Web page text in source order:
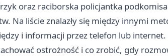
oraz raciborska policjantka
Na liście znalazły się między innymi
i informacji przez telefon lub
ostrożność i co zrobić, gdy